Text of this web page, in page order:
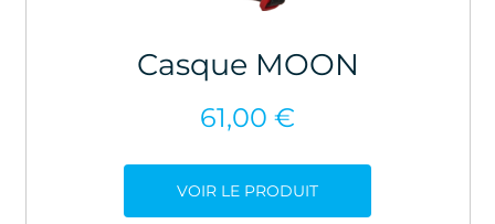
Casque MOON
61,00 €
VOIR LE PRODUIT